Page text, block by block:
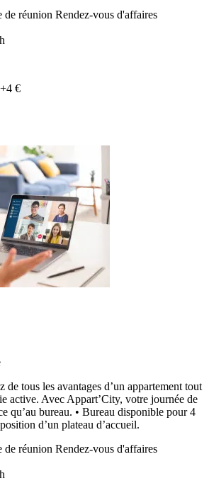
de réunion Rendez-vous d'affaires
+4 €
de tous les avantages d’un appartement tout
active. Avec Appart’City, votre journée de
qu’au bureau. • Bureau disponible pour 4
d’un plateau d’accueil.
de réunion Rendez-vous d'affaires